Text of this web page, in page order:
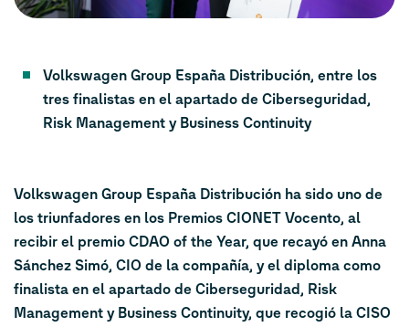
Volkswagen Group España Distribución, entre los
tres finalistas en el apartado de Ciberseguridad,
Risk Management y Business Continuity
Volkswagen Group España Distribución ha sido uno de
los triunfadores en los Premios CIONET Vocento, al
recibir el premio CDAO of the Year, que recayó en Anna
Sánchez Simó, CIO de la compañía, y el diploma como
finalista en el apartado de Ciberseguridad, Risk
Management y Business Continuity, que recogió la CISO